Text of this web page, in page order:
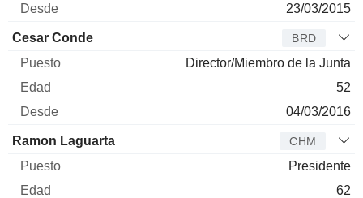
23/03/2015
Cesar Conde BRD
Director/Miembro de la Junta
52
04/03/2016
Ramon Laguarta CHM
Presidente
62